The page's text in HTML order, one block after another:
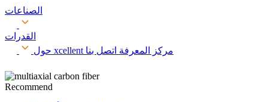
الصناعات
القدرات
حول xcellent
مركز المعرفة اتصل بنا
Recommend